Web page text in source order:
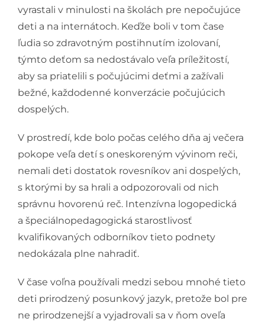
vyrastali v minulosti na školách pre nepočujúce
deti a na internátoch. Keďže boli v tom čase
ľudia so zdravotným postihnutím izolovaní,
týmto deťom sa nedostávalo veľa príležitostí,
aby sa priatelili s počujúcimi deťmi a zažívali
bežné, každodenné konverzácie počujúcich
dospelých.
V prostredí, kde bolo počas celého dňa aj večera
pokope veľa detí s oneskoreným vývinom reči,
nemali deti dostatok rovesníkov ani dospelých,
s ktorými by sa hrali a odpozorovali od nich
správnu hovorenú reč. Intenzívna logopedická
a špeciálnopedagogická starostlivosť
kvalifikovaných odborníkov tieto podnety
nedokázala plne nahradiť.
V čase voľna používali medzi sebou mnohé tieto
deti prirodzený posunkový jazyk, pretože bol pre
ne prirodzenejší a vyjadrovali sa v ňom oveľa